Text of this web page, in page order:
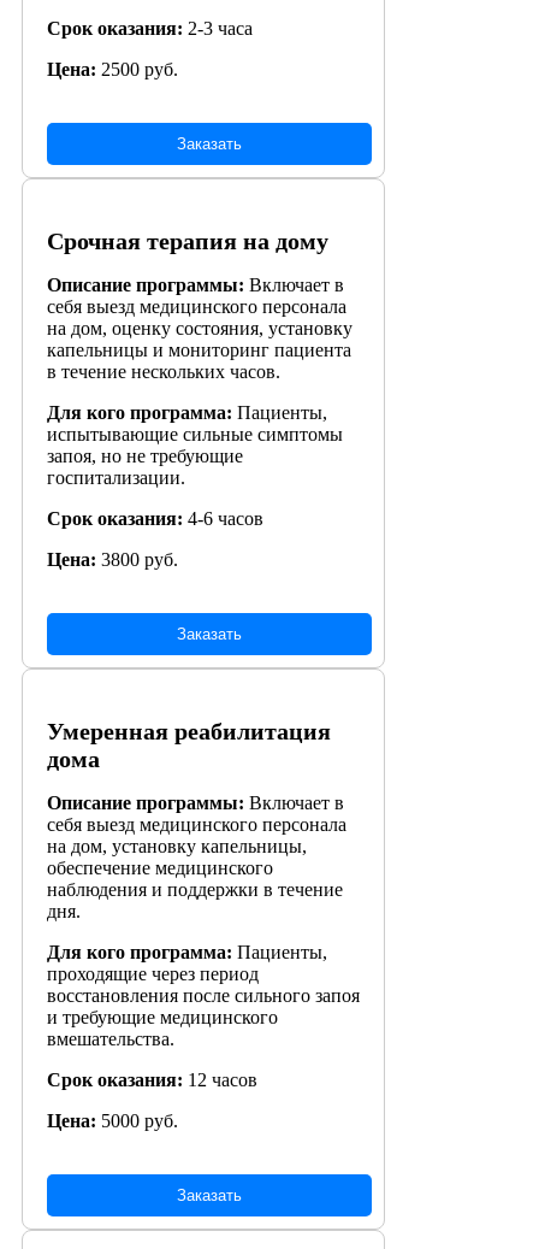
Срок оказания: 2-3 часа
Цена: 2500 руб.
Заказать
Срочная терапия на дому
Описание программы: Включает в
себя выезд медицинского персонала
на дом, оценку состояния, установку
капельницы и мониторинг пациента
в течение нескольких часов.
Для кого программа: Пациенты,
испытывающие сильные симптомы
запоя, но не требующие
госпитализации.
Срок оказания: 4-6 часов
Цена: 3800 руб.
Заказать
Умеренная реабилитация
дома
Описание программы: Включает в
себя выезд медицинского персонала
на дом, установку капельницы,
обеспечение медицинского
наблюдения и поддержки в течение
дня.
Для кого программа: Пациенты,
проходящие через период
восстановления после сильного запоя
и требующие медицинского
вмешательства.
Срок оказания: 12 часов
Цена: 5000 руб.
Заказать